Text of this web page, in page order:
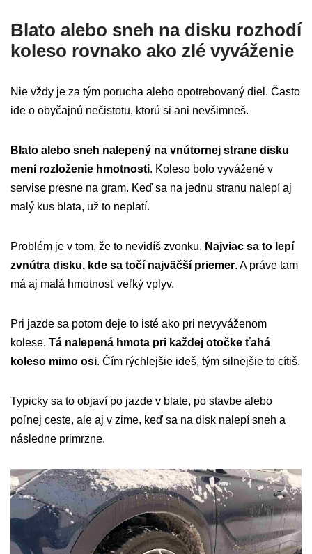
Blato alebo sneh na disku rozhodí
koleso rovnako ako zlé vyváženie
Nie vždy je za tým porucha alebo opotrebovaný diel. Často
ide o obyčajnú nečistotu, ktorú si ani nevšimneš.
Blato alebo sneh nalepený na vnútornej strane disku
mení rozloženie hmotnosti. Koleso bolo vyvážené v
servise presne na gram. Keď sa na jednu stranu nalepí aj
malý kus blata, už to neplatí.
Problém je v tom, že to nevidíš zvonku. Najviac sa to lepí
zvnútra disku, kde sa točí najväčší priemer. A práve tam
má aj malá hmotnosť veľký vplyv.
Pri jazde sa potom deje to isté ako pri nevyváženom
kolese. Tá nalepená hmota pri každej otočke ťahá
koleso mimo osi. Čím rýchlejšie ideš, tým silnejšie to cítiš.
Typicky sa to objaví po jazde v blate, po stavbe alebo
poľnej ceste, ale aj v zime, keď sa na disk nalepí sneh a
následne primrzne.